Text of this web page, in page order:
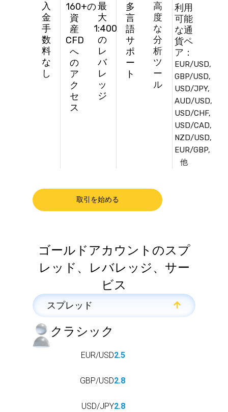
入
金
手
数
料
な
し
160+の
資
産
CFD
へ
の
ア
ク
セ
ス
最
大
1:400
の
レ
バ
レ
ッ
ジ
多
言
語
サ
ポ
ー
ト
高
度
な
分
析
ツ
ー
ル
利用
可能
な通
貨ペ
ア：
EUR/USD,
GBP/USD,
USD/JPY,
AUD/USD,
USD/CHF,
USD/CAD,
NZD/USD,
EUR/GBP,
他
取引を始める
ゴールドアカウントのスプ
レッド、レバレッジ、サー
ビス
スプレッド
クラシック
EUR/USD2.5
GBP/USD2.8
USD/JPY2.8